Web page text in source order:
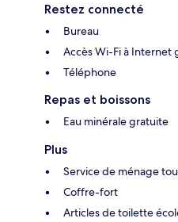
Restez connecté
Bureau
Accès Wi-Fi à Internet
Téléphone
Repas et boissons
Eau minérale gratuite
Plus
Service de ménage
Coffre-fort
Articles de toilette